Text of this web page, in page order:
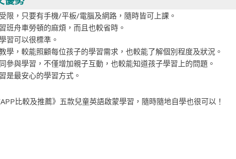
限，只要有手機/平板/電腦及網路，隨時皆可上課。
班舟車勞頓的麻煩，而且也較省時。
習可以很標準。
學，較能照顧每位孩子的學習需求，也較能了解個別程度及狀況。
參與學習，不僅增加親子互動，也較能知道孩子學習上的問題。
是最安心的學習方式。